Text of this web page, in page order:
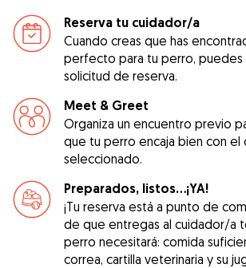
Reserva tu cuidador/a
Cuando creas que has
perfecto para tu perro, puedes
solicitud de reserva.
Meet & Greet
Organiza un encuentro previo
que tu perro encaja bien con el
seleccionado.
Preparados, listos...¡YA!
¡Tu reserva está a punto de
de que entregas al cuidador/a
perro necesitará: comida
correa, cartilla veterinaria y su